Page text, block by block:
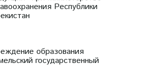
Республики
образования
государственный